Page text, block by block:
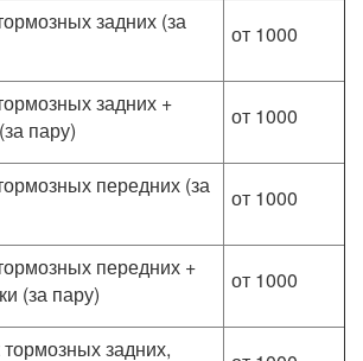
задних (за
от 1000
задних +
пару)
от 1000
передних (за
от 1000
передних +
(за пару)
от 1000
задних,